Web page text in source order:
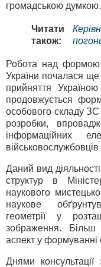
громадською думкою.
Читати
також:
Робота над
України почалася
прийняття
продовжується
особового складу ЗС
розробки,
інформаційних
Даний вид
структур в
наукового
наукове
геометрії у
зображення. Більш
аспект у формуванні
Днями